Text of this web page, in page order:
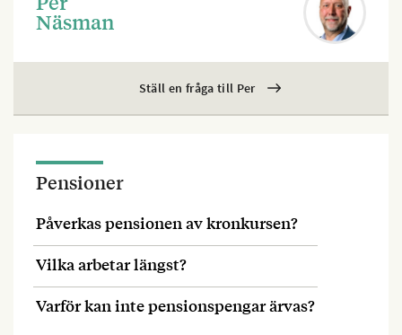
Näsman
Ställ en fråga till Per
Pensioner
Påverkas pensionen av kronkursen?
Vilka arbetar längst?
Varför kan inte pensionspengar ärvas?